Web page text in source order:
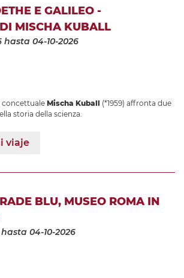
E GALILEO -
MISCHA KUBALL
hasta 04-10-2026
concettuale Mischa Kuball (*1959) affronta due
storia della scienza.
viaje
BLU, MUSEO ROMA IN
hasta 04-10-2026